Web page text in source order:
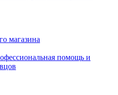
магазина
помощь и